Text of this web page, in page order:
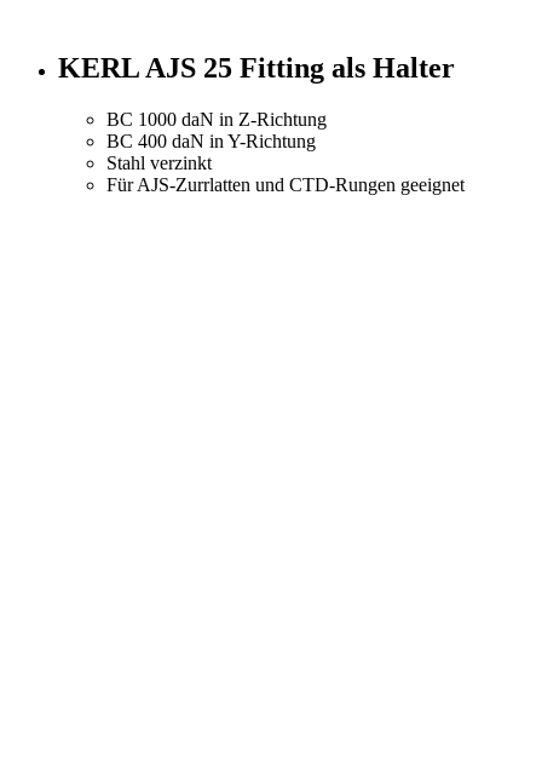
KERL AJS 25 Fitting als Halter
BC 1000 daN in Z-Richtung
BC 400 daN in Y-Richtung
Stahl verzinkt
Für AJS-Zurrlatten und CTD-Rungen geeignet